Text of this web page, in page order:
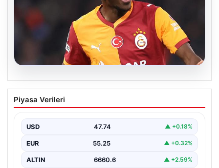
Galatasaray taraftarını korkutan Victor
Osimhen iddiası!
Piyasa Verileri
USD 47.74 ▲ +0.18%
EUR 55.25 ▲ +0.32%
ALTIN 6660.6 ▲ +2.59%